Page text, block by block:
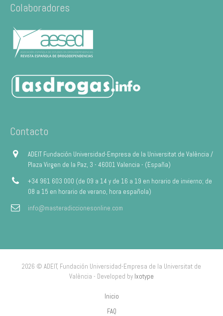
Colaboradores
Contacto
ADEIT Fundación Universidad-Empresa de la Universitat de València /
Plaza Virgen de la Paz, 3 - 46001 Valencia - (España)
+34 961 603 000 (de 09 a 14 y de 16 a 19 en horario de invierno; de
08 a 15 en horario de verano, hora española)
info@masteradiccionesonline.com
2026 © ADEIT, Fundación Universidad-Empresa de la Universitat de
València - Developed by Ixotype
Inicio
FAQ